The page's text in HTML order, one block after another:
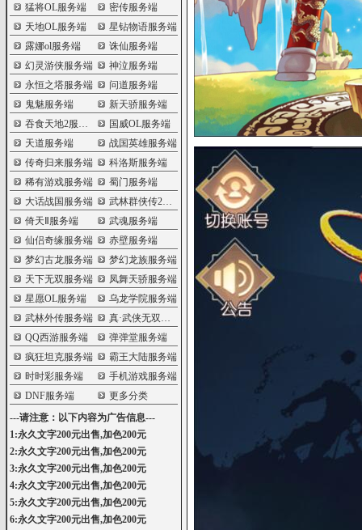
猛将OL服务端
密传服务端
天地OL服务端
星钻物语服务端
露娜ol服务端
诛仙服务端
幻灵游侠服务端
神泣服务端
永恒之塔服务端
问道服务端
鬼魅服务端
新天骄服务端
吞食天地2服务端
国威OL服务端
天道服务端
战国英雄服务端
传奇归来服务端
科洛斯服务端
稀有游戏服务端
蜀门服务端
大话战国服务端
武林群侠传2服务端
倚天Ⅱ服务端
武魂服务端
仙侣奇缘服务端
赤壁服务端
梦幻古龙服务端
梦幻龙族服务端
天下无双服务端
凤舞天骄服务端
星愿OL服务端
乌龙学院服务端
武林外传服务端
真·武侠无双服务端
QQ西游服务端
弹弹堂服务端
疯狂坦克服务端
霸王大陆服务端
时时彩服务端
手机游戏服务端
DNF服务端
更多分类
---请注意：以下内容为广告信息---
1:永久文字200元出售,加色200元
2:永久文字200元出售,加色200元
3:永久文字200元出售,加色200元
4:永久文字200元出售,加色200元
5:永久文字200元出售,加色200元
6:永久文字200元出售,加色200元